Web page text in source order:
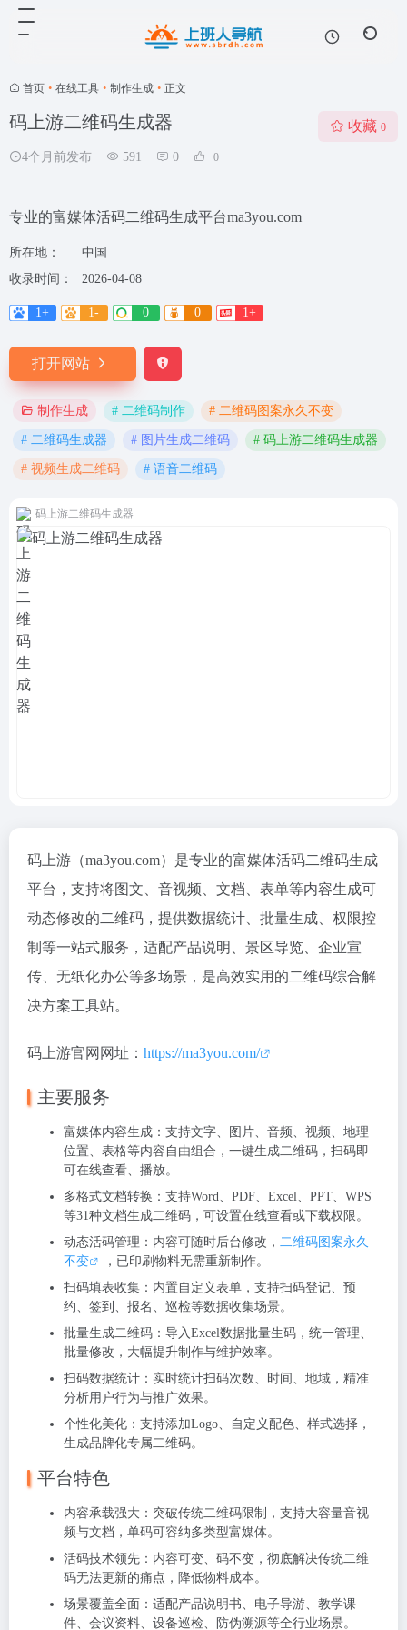
首页 • 在线工具 • 制作生成 • 正文
码上游二维码生成器
4个月前发布 591 0 0
收藏 0
专业的富媒体活码二维码生成平台ma3you.com
所在地：
中国
收录时间：
2026-04-08
1+ 1- 0 0 1+
打开网站
制作生成 # 二维码制作 # 二维码图案永久不变
# 二维码生成器 # 图片生成二维码 # 码上游二维码生成器
# 视频生成二维码 # 语音二维码
码上游二维码生成器
码上游（ma3you.com）是专业的富媒体活码二维码生成
平台 ，支持将图文、音视频、文档、表单等内容生成可
动态修改的二维码，提供数据统计、批量生成、权限控
制等一站式服务，适配产品说明、景区导览、企业宣
传、无纸化办公等多场景，是高效实用的二维码综合解
决方案工具站。
码上游官网网址： https://ma3you.com/
主要服务
富媒体内容生成 ：支持文字、图片、音频、视频、地理
位置、表格等内容自由组合，一键生成二维码，扫码即
可在线查看、播放。
多格式文档转换 ：支持Word、PDF、Excel、PPT、WPS
等31种文档生成二维码，可设置在线查看或下载权限。
动态活码管理 ：内容可随时后台修改， 二维码图案永久
不变
，已印刷物料无需重新制作。
扫码填表收集 ：内置自定义表单，支持扫码登记、预
约、签到、报名、巡检等数据收集场景。
批量生成二维码 ：导入Excel数据批量生码，统一管理、
批量修改，大幅提升制作与维护效率。
扫码数据统计 ：实时统计扫码次数、时间、地域，精准
分析用户行为与推广效果。
个性化美化 ：支持添加Logo、自定义配色、样式选择，
生成品牌化专属二维码。
平台特色
内容承载强大 ：突破传统二维码限制，支持大容量音视
频与文档，单码可容纳多类型富媒体。
活码技术领先 ： 内容可变、码不变 ，彻底解决传统二维
码无法更新的痛点，降低物料成本。
场景覆盖全面 ：适配产品说明书、电子导游、教学课
件、会议资料、设备巡检、防伪溯源等全行业场景。